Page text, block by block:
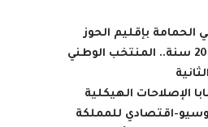
بإقليم الحوز
أمم إفريقيا لأقل من 20 سنة.. المنتخب الوطني
الإصلاحات الهيكلية
اقتصادي للمملكة